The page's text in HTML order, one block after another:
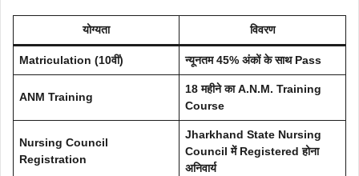
योग्यता विवरण
Matriculation (10वीं) न्यूनतम 45% अंकों के साथ Pass
ANM Training
18 महीने का A.N.M. Training
Course
Nursing Council
Registration
Jharkhand State Nursing
Council में Registered होना
अनिवार्य